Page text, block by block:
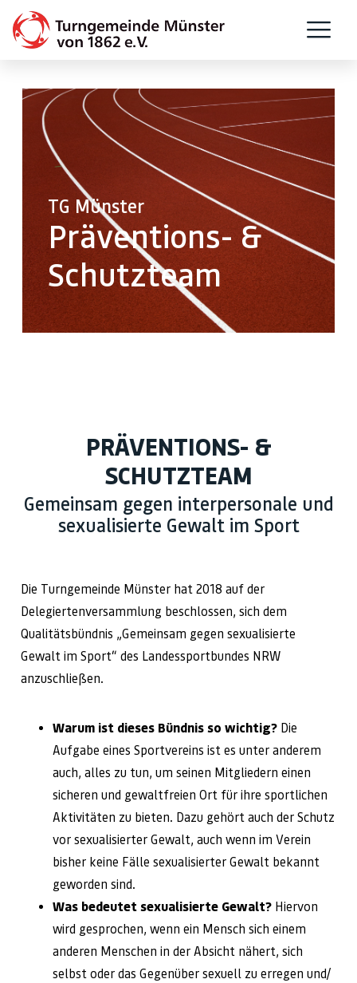
TG Münster
Präventions- &
Schutzteam
PRÄVENTIONS- &
SCHUTZTEAM
Gemeinsam gegen interpersonale und
sexualisierte Gewalt im Sport
Die Turngemeinde Münster hat 2018 auf der
Delegiertenversammlung beschlossen, sich dem
Qualitätsbündnis „Gemeinsam gegen sexualisierte
Gewalt im Sport“ des Landessportbundes NRW
anzuschließen.
Warum ist dieses Bündnis so wichtig? Die
Aufgabe eines Sportvereins ist es unter anderem
auch, alles zu tun, um seinen Mitgliedern einen
sicheren und gewaltfreien Ort für ihre sportlichen
Aktivitäten zu bieten. Dazu gehört auch der Schutz
vor sexualisierter Gewalt, auch wenn im Verein
bisher keine Fälle sexualisierter Gewalt bekannt
geworden sind.
Was bedeutet sexualisierte Gewalt? Hiervon
wird gesprochen, wenn ein Mensch sich einem
anderen Menschen in der Absicht nähert, sich
selbst oder das Gegenüber sexuell zu erregen und/